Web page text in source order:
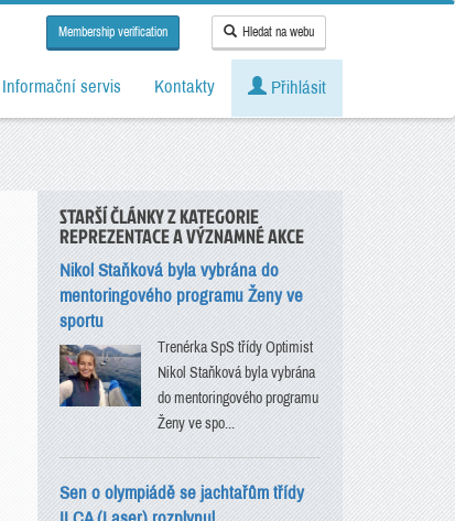
Membership verification Hledat na webu
Informační servis Kontakty Přihlásit
STARŠÍ ČLÁNKY Z KATEGORIE
REPREZENTACE A VÝZNAMNÉ AKCE
Nikol Staňková byla vybrána do
mentoringového programu Ženy ve
sportu
Trenérka SpS třídy Optimist
Nikol Staňková byla vybrána
do mentoringového programu
Ženy ve spo...
Sen o olympiádě se jachtařům třídy